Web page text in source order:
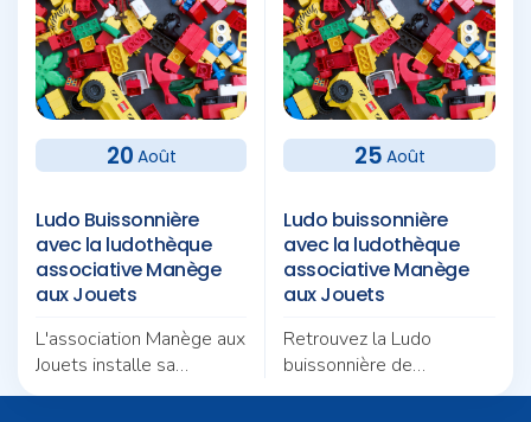
20 Août
Ludo Buissonnière
avec la ludothèque
associative Manège
aux Jouets
L'association Manège aux
Jouets installe sa
Ludobusinière au square
25 Août
Ludo buissonnière
avec la ludothèque
associative Manège
aux Jouets
Retrouvez la Ludo
buissonnière de
l'association Manège aux